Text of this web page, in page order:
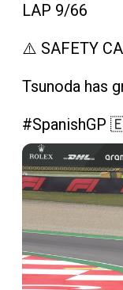
LAP 9/66
⚠️ SAFETY
Tsunoda has
#SpanishGP